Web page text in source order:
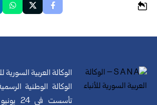
الوكالة العربية السورية
الوكالة الوطنية